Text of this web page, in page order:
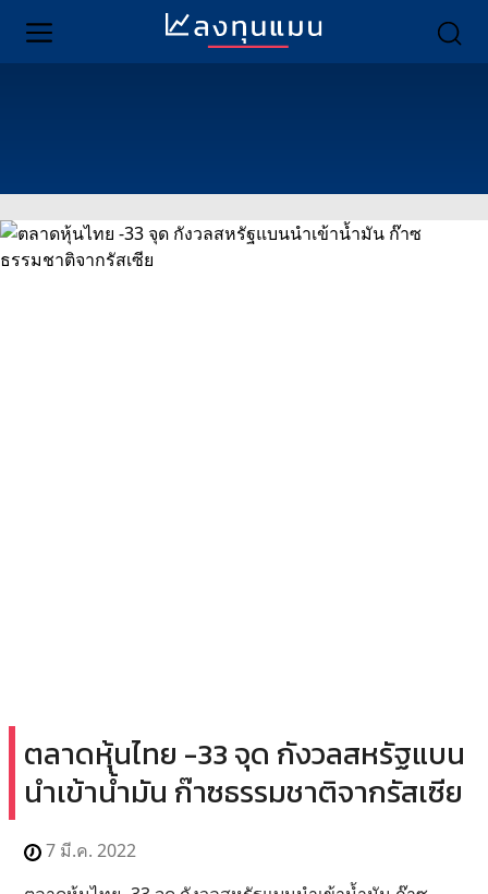
ตลาดหุ้นไทย -33 จุด กังวลสหรัฐแบน
นำเข้าน้ำมัน ก๊าซธรรมชาติจากรัสเซีย
7 มี.ค. 2022